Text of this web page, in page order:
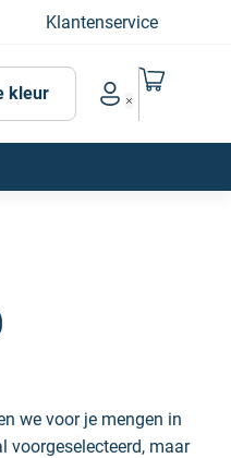
Klantenservice
kleur
Account menu
Naar mijn
we voor je mengen in
voorgeselecteerd, maar